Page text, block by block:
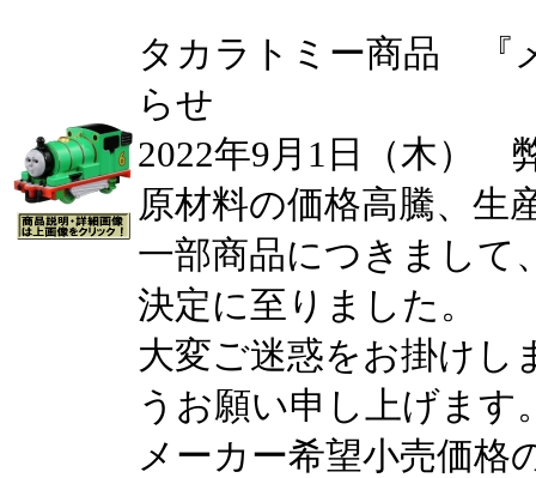
タカラトミー商品 『
らせ
2022年9月1日（木）
原材料の価格高騰、生
一部商品につきまして
決定に至りました。
大変ご迷惑をお掛けし
うお願い申し上げます
メーカー希望小売価格